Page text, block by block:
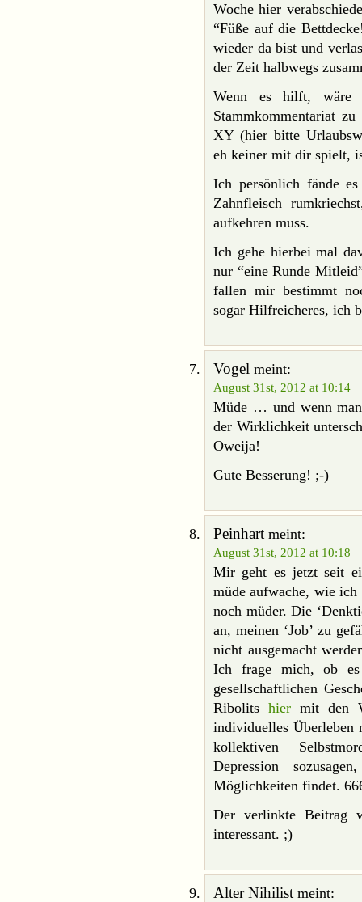
Woche hier
“Füße auf die
wieder da bist und
der Zeit halbwegs
Wenn es hilft, wäre
Stammkommentariat
XY (hier bitte
eh keiner mit dir spielt,
Ich persönlich fände
Zahnfleisch
aufkehren muss.
Ich gehe hierbei mal
nur “eine Runde
fallen mir bestimmt
sogar Hilfreicheres, ich
Vogel meint:
August 31st, 2012 at 10:14
Müde … und wenn
der Wirklichkeit
Oweija!
Gute Besserung! ;-)
Peinhart meint:
August 31st, 2012 at 10:18
Mir geht es jetzt seit
müde aufwache, wie
noch müder. Die
an, meinen ‘Job’ zu
nicht ausgemacht
Ich frage mich, ob es
gesellschaftlichen
Ribolits hier mit den
individuelles Überleben
kollektiven
Depression
Möglichkeiten findet.
Der verlinkte Beitrag
interessant. ;)
Alter Nihilist meint: